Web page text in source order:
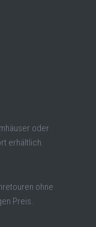
oder
erhältlich.
ohne
Preis.